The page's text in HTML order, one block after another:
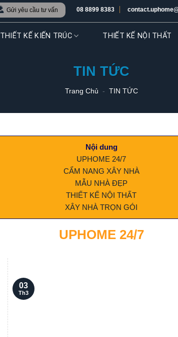
Gửi yêu cầu tư vấn 08 8899 8383
THIẾT KẾ KIẾN TRÚC THIẾT KẾ NỘI THẤT
TIN TỨC
Trang Chủ - TIN TỨC
Nội dung
UPHOME 24/7
CẨM NANG XÂY NHÀ
MẪU NHÀ ĐẸP
THIẾT KẾ NỘI THẤT
XÂY NHÀ TRỌN GÓI
UPHOME 24/7
03
Th3